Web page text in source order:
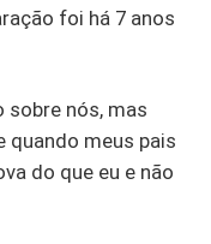
foi há 7 anos
sobre nós, mas
quando meus pais
do que eu e não